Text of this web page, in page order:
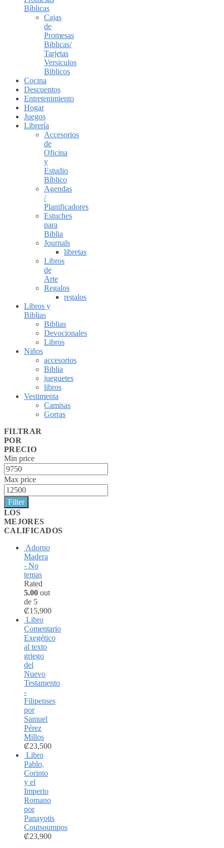
Bíblicas
Cajas
de
Promesas
Biblicas/
Tarjetas
Versiculos
Biblicos
Cocina
Descuentos
Entretenimiento
Hogar
Juegos
Librería
Accesorios
de
Oficina
y
Estudio
Bíblico
Agendas
/
Planificadores
Estuches
para
Biblia
Journals
libretas
Libros
de
Arte
Regalos
regalos
Libros y
Biblias
Biblias
Devocionales
Libros
Niños
accesorios
Biblia
jueguetes
libros
Vestimenta
Camisas
Gorras
FILTRAR
POR
PRECIO
Min price
Max price
Filter
LOS
MEJORES
CALIFICADOS
Adorno
Madera
- No
temas
Rated
5.00 out
de 5
₡15,900
Libro
Comentario
Exegético
al texto
griego
del
Nuevo
Testamento
-
Filipenses
por
Samuel
Pérez
Millos
₡23,500
Libro
Pablo,
Corinto
y el
Imperio
Romano
por
Panayotis
Coutsoumpos
₡23,900